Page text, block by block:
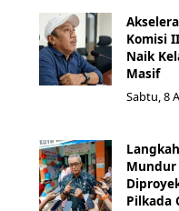
Komisi
Naik
Masif
Sabtu, 8
Mundur
Pilkada